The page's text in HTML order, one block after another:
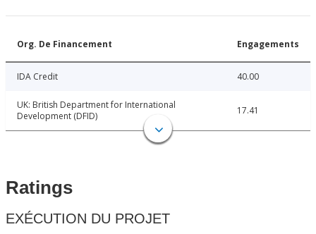
Org. De Financement Engagements
IDA Credit 40.00
UK: British Department for International
Development (DFID)
17.41
Ratings
EXÉCUTION DU PROJET